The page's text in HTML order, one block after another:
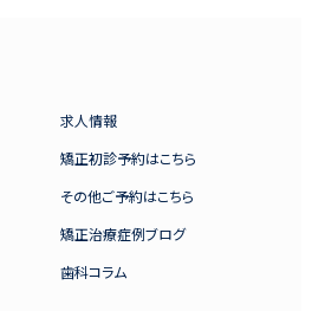
求人情報
矯正初診予約はこちら
その他ご予約はこちら
矯正治療症例ブログ
歯科コラム